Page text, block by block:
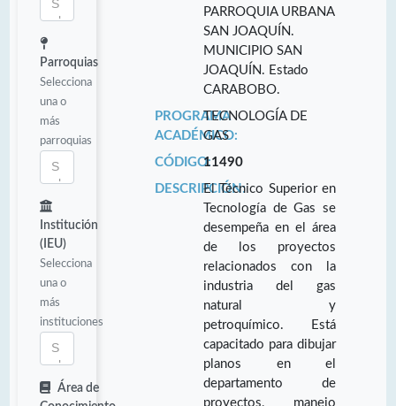
Parroquias
Selecciona
una o
más
parroquias
Institución
(IEU)
Selecciona
una o
más
instituciones
Área de
PARROQUIA URBANA
SAN JOAQUÍN.
MUNICIPIO SAN
JOAQUÍN. Estado
CARABOBO.
PROGRAMA
ACADÉMICO:
TECNOLOGÍA DE
GAS
CÓDIGO:11490
DESCRIPCIÓN:El Técnico Superior en
Tecnología de Gas se
desempeña en el área
de los proyectos
relacionados con la
industria del gas
natural y
petroquímico. Está
capacitado para dibujar
planos en el
departamento de
proyectos, manejo